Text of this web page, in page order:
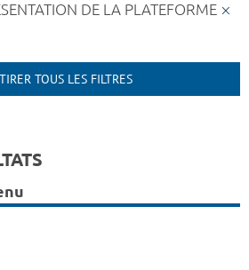
DE LA PLATEFORME
TOUS LES FILTRES